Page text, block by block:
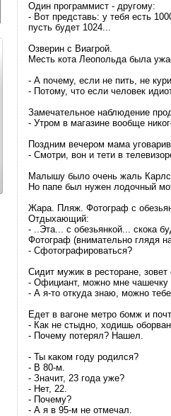
Один программист - другому:
- Вот представь: у тебя есть
пусть будет 1024...
Озверин с Виагрой.
Месть кота Леопольда была
- А почему, если не пить, не
- Потому, что если человек
Замечательное наблюдение
- Утром в магазине вообще
Поздним вечером мама
- Смотри, вон и тети в
Малышу было очень жаль
Но папе был нужен лодочный
Жара. Пляж. Фотограф с
Отдыхающий:
- ..Эта... с обезьянкой... скока
Фотограф (внимательно глядя
- Сфотографироваться?
Сидит мужик в ресторане, зовет
- Официант, можно мне чашечку
- А я-то откуда знаю, можно
Едет в вагоне метро бомж и
- Как не стыдно, ходишь
- Почему потерял? Нашел.
- Ты каком году родился?
- В 80-м.
- Значит, 23 года уже?
- Нет, 22.
- Почему?
- А я в 95-м не отмечал.